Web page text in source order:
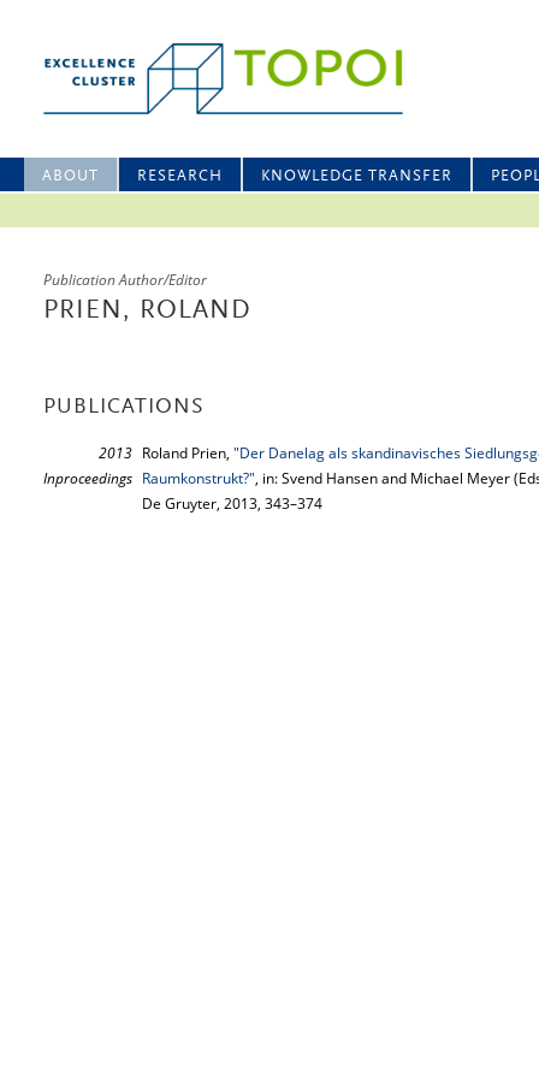
ABOUT RESEARCH KNOWLEDGE TRANSFER
Publication Author/Editor
PRIEN, ROLAND
PUBLICATIONS
2013
Inproceedings
Roland Prien, "Der Danelag als skandinavisches
Raumkonstrukt?", in: Svend Hansen and Michael Meyer
De Gruyter, 2013, 343–374